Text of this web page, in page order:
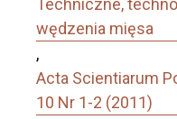
Techniczne,
wędzenia mięsa
,
Acta Scientiarum
10 Nr 1-2 (2011)